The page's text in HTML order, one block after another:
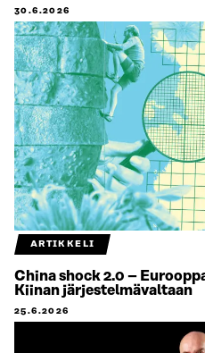
30.6.2026
ARTIKKELI
China shock 2.0 –
Kiinan järjestelmävaltaan
25.6.2026